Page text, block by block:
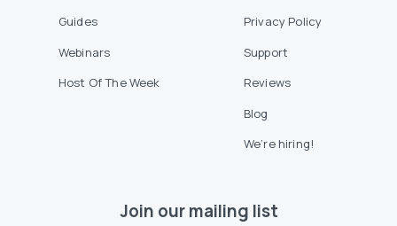
Guides
Webinars
Host Of The Week
Privacy Policy
Support
Reviews
Blog
We’re hiring!
Join our mailing list